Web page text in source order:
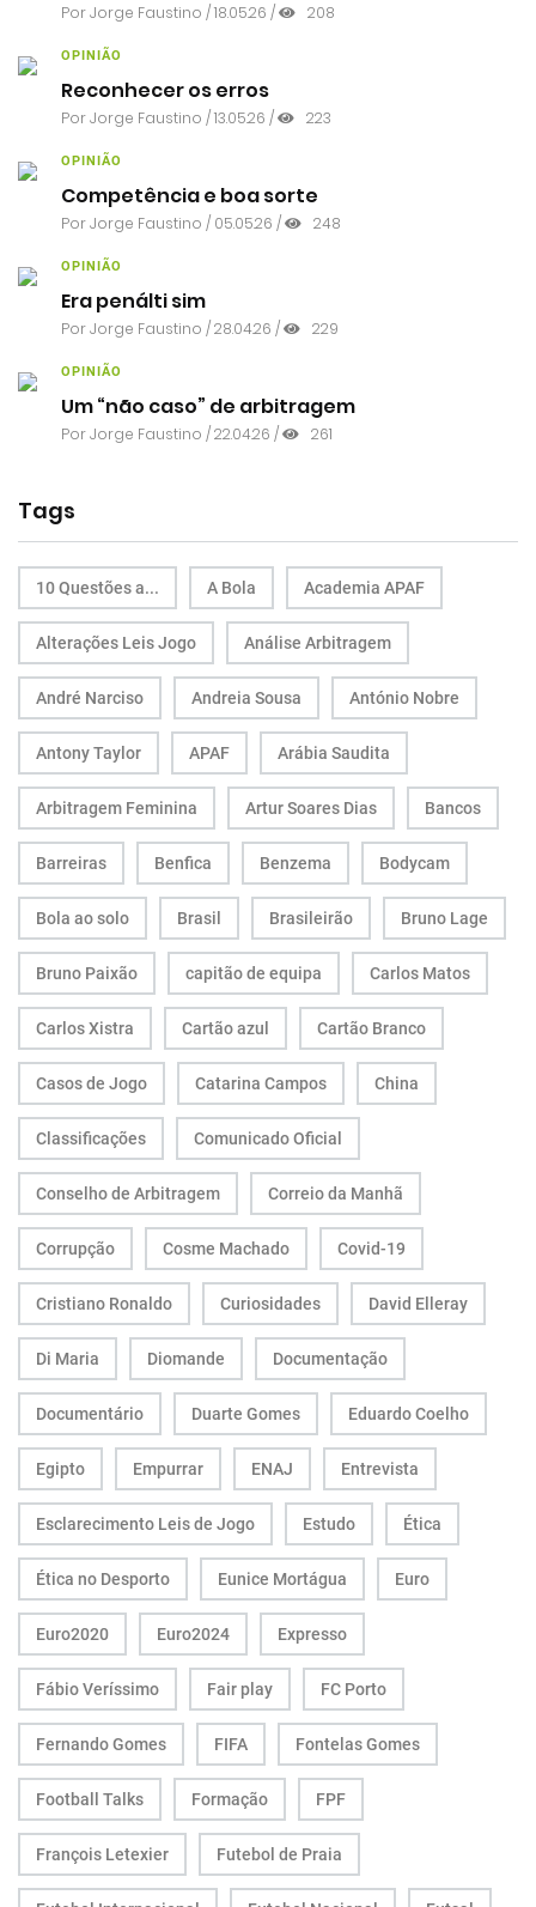
PorJorge Faustino / 18.05.26 / 208
OPINIÃO
Reconhecer os erros
PorJorge Faustino / 13.05.26 / 223
OPINIÃO
Competência e boa sorte
PorJorge Faustino / 05.05.26 / 248
OPINIÃO
Era penálti sim
PorJorge Faustino / 28.04.26 / 229
OPINIÃO
Um “não caso” de arbitragem
PorJorge Faustino / 22.04.26 / 261
Tags
10 Questões a... A Bola Academia APAF
Alterações Leis Jogo Análise Arbitragem
André Narciso Andreia Sousa António Nobre
Antony Taylor APAF Arábia Saudita
Arbitragem Feminina Artur Soares Dias Bancos
Barreiras Benfica Benzema Bodycam
Bola ao solo Brasil Brasileirão Bruno Lage
Bruno Paixão capitão de equipa Carlos Matos
Carlos Xistra Cartão azul Cartão Branco
Casos de Jogo Catarina Campos China
Classificações Comunicado Oficial
Conselho de Arbitragem Correio da Manhã
Corrupção Cosme Machado Covid-19
Cristiano Ronaldo Curiosidades David Elleray
Di Maria Diomande Documentação
Documentário Duarte Gomes Eduardo Coelho
Egipto Empurrar ENAJ Entrevista
Esclarecimento Leis de Jogo Estudo Ética
Ética no Desporto Eunice Mortágua Euro
Euro2020 Euro2024 Expresso
Fábio Veríssimo Fair play FC Porto
Fernando Gomes FIFA Fontelas Gomes
Football Talks Formação FPF
François Letexier Futebol de Praia